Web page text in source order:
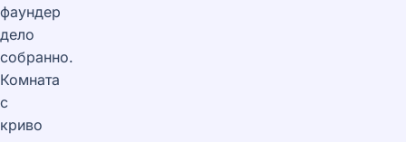
фаундер
дело
собранно.
Комната
с
криво